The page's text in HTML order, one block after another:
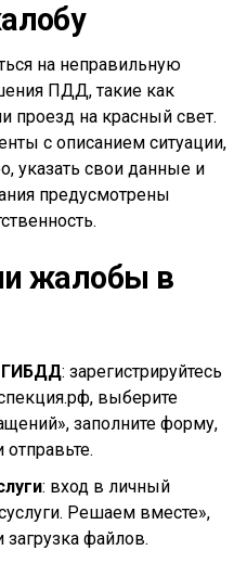
на неправильную
ПДД, такие как
проезд на красный свет.
с описанием ситуации,
указать свои данные и
предусмотрены
жалобы в
ГИБДД: зарегистрируйтесь
выберите
заполните форму,
: вход в личный
Решаем вместе»,
загрузка файлов.